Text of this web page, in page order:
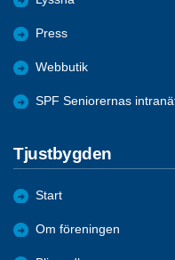
Press
Webbutik
SPF Seniorernas
Tjustbygden
Start
Om föreningen